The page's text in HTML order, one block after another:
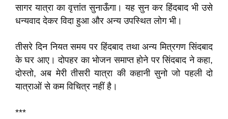
सागर यात्रा का वृत्तांत सुनाऊँगा। यह सुन कर हिंदबाद भी उसे
धन्यवाद देकर विदा हुआ और अन्य उपस्थित लोग भी।
तीसरे दिन नियत समय पर हिंदबाद तथा अन्य मित्रगण सिंदबाद
के घर आए। दोपहर का भोजन समाप्त होने पर सिंदबाद ने कहा,
दोस्तो, अब मेरी तीसरी यात्रा की कहानी सुनो जो पहली दो
यात्राओं से कम विचित्र नहीं है।
***